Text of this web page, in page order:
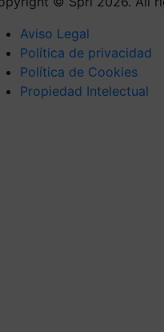
Aviso Legal
Política de privacidad
Política de Cookies
Propiedad Intelectual